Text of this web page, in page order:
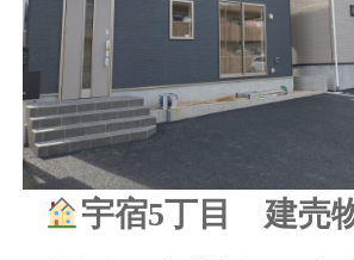
宇宿5丁目 建売